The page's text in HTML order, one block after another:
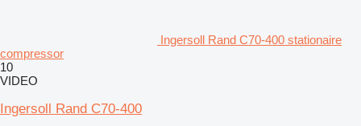
Ingersoll Rand C70-400 stationaire
compressor
10
VIDEO
Ingersoll Rand C70-400